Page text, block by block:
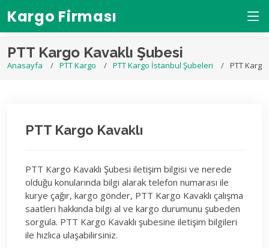
Kargo Firması
PTT Kargo Kavaklı Şubesi
Anasayfa PTT Kargo PTT Kargo İstanbul Şubeleri PTT
PTT Kargo Kavaklı
PTT Kargo Kavaklı Şubesi iletişim bilgisi ve nerede
olduğu konularında bilgi alarak telefon numarası ile
kurye çağır, kargo gönder, PTT Kargo Kavaklı çalışma
saatleri hakkında bilgi al ve kargo durumunu şubeden
sorgula. PTT Kargo Kavaklı şubesine iletişim bilgileri
ile hızlıca ulaşabilirsiniz.